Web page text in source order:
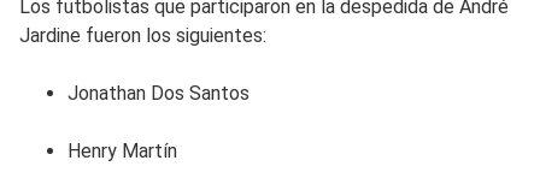
Los futbolistas que participaron en la despedida de André
Jardine fueron los siguientes:
Jonathan Dos Santos
Henry Martín